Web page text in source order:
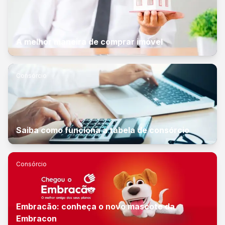
A melhor maneira de comprar imóvel
Consórcio
Saiba como funciona a tabela de consórcio
Consórcio
Embracão: conheça o novo mascote da
Embracon